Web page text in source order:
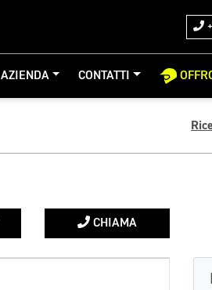
AZIENDA CONTATTI
CHIAMA